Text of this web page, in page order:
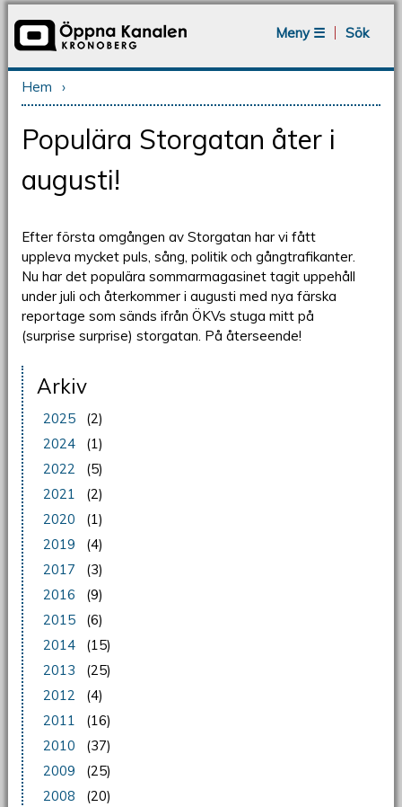
Meny ☰
Sök
Du är här
Hem ›
Populära Storgatan åter i
augusti!
Efter första omgången av Storgatan har vi fått
uppleva mycket puls, sång, politik och gångtrafikanter.
Nu har det populära sommarmagasinet tagit uppehåll
under juli och återkommer i augusti med nya färska
reportage som sänds ifrån ÖKVs stuga mitt på
(surprise surprise) storgatan. På återseende!
Arkiv
2025
(2)
2024
(1)
2022
(5)
2021
(2)
2020
(1)
2019
(4)
2017
(3)
2016
(9)
2015
(6)
2014
(15)
2013
(25)
2012
(4)
2011
(16)
2010
(37)
2009
(25)
2008
(20)